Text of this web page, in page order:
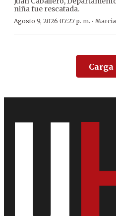
niña fue rescatada.
Agosto 9, 2026 07:27 p. m. ·
Carga